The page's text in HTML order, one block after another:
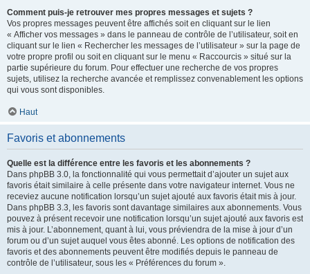
Comment puis-je retrouver mes propres messages et sujets ?
Vos propres messages peuvent être affichés soit en cliquant sur le lien
« Afficher vos messages » dans le panneau de contrôle de l’utilisateur, soit en
cliquant sur le lien « Rechercher les messages de l’utilisateur » sur la page de
votre propre profil ou soit en cliquant sur le menu « Raccourcis » situé sur la
partie supérieure du forum. Pour effectuer une recherche de vos propres
sujets, utilisez la recherche avancée et remplissez convenablement les options
qui vous sont disponibles.
Haut
Favoris et abonnements
Quelle est la différence entre les favoris et les abonnements ?
Dans phpBB 3.0, la fonctionnalité qui vous permettait d’ajouter un sujet aux
favoris était similaire à celle présente dans votre navigateur internet. Vous ne
receviez aucune notification lorsqu’un sujet ajouté aux favoris était mis à jour.
Dans phpBB 3.3, les favoris sont davantage similaires aux abonnements. Vous
pouvez à présent recevoir une notification lorsqu’un sujet ajouté aux favoris est
mis à jour. L’abonnement, quant à lui, vous préviendra de la mise à jour d’un
forum ou d’un sujet auquel vous êtes abonné. Les options de notification des
favoris et des abonnements peuvent être modifiés depuis le panneau de
contrôle de l’utilisateur, sous les « Préférences du forum ».